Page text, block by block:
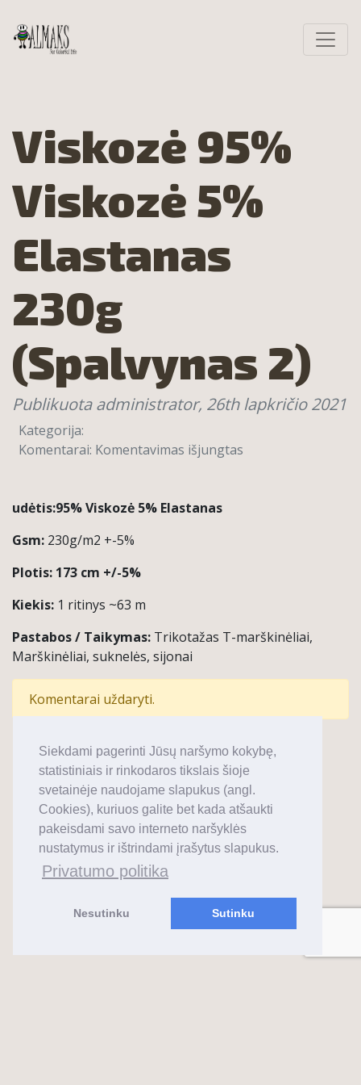
Siekdami pagerinti Jūsų naršymo kokybę,
statistiniais ir rinkodaros tikslais šioje
svetainėje naudojame slapukus (angl.
Cookies), kuriuos galite bet kada atšaukti
pakeisdami savo interneto naršyklės
nustatymus ir ištrindami įrašytus slapukus.
Privatumo politika
Nesutinku Sutinku
Viskozė 95%
Viskozė 5%
Elastanas
230g
(Spalvynas 2)
Publikuota administrator, 26th lapkričio 2021
Kategorija:
Komentarai: Komentavimas išjungtas
udėtis:95% Viskozė 5% Elastanas
Gsm: 230g/m2 +-5%
Plotis: 173 cm +/-5%
Kiekis: 1 ritinys ~63 m
Pastabos / Taikymas: Trikotažas T-marškinėliai,
Marškinėliai, suknelės, sijonai
Komentarai uždaryti.